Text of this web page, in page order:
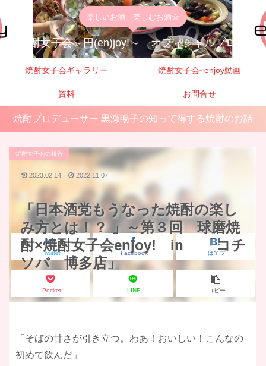
楽しいお酒 楽しむお酒☆
焼酎女子会～円(en)joy!～ オフィシャルブログ
焼酎女子会ギャラリー 焼酎女子会~enjoy動画
資料 お問合せ
焼酎プロデューサー 黒瀬暢子の知って得する焼酎のお話
「日本酒党もうなった焼酎の楽し
み方とは！？ 」～第３回 球磨焼
酎×焼酎女子会enjoy! in 「コチ
ソバ 博多店」
焼酎女子会の報告
Twitter Facebook はてブ
Pocket LINE コピー
2023.02.14 2022.11.07
「そばの甘さが引き立つ。わあ！おいしい！こんなの
初めて飲んだ」